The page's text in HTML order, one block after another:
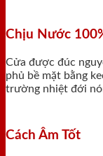
Chịu Nước
Cửa được đúc
phủ bề mặt bằng
trường nhiệt đới
Cách Âm Tốt